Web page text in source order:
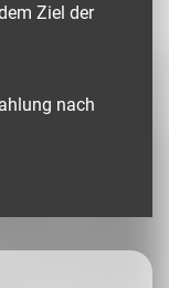
Ziel der
nach